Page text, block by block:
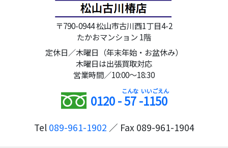
〒790-0944 松山市古川西1丁目4-2
たかおマンション 1階
定休日／木曜日（年末年始・お盆休み）
木曜日は出張買取対応
営業時間／10:00～18:30
0120 -57-1150
Tel 089-961-1902 ／ Fax 089-961-1904